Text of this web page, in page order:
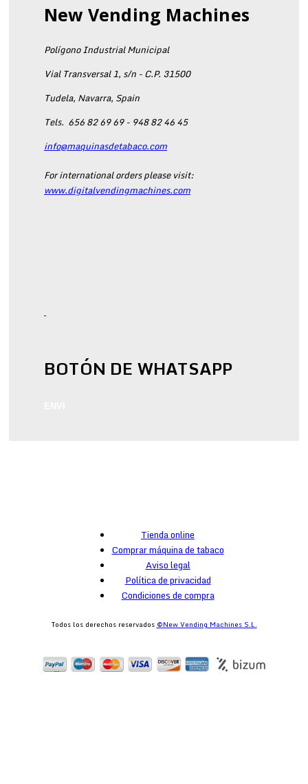
New Vending Machines
Polígono Industrial Municipal
Vial Transversal 1, s/n - C.P. 31500
Tudela, Navarra, Spain
Tels. 656 82 69 69 - 948 82 46 45
info@maquinasdetabaco.com
For international orders please visit:
www.digitalvendingmachines.com
BOTÓN DE WHATSAPP
Tienda online
Comprar máquina de tabaco
Aviso legal
Política de privacidad
Condiciones de compra
Todos los derechos reservados ©New Vending Machines S.L.